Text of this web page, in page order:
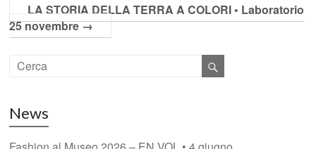
LA STORIA DELLA TERRA A COLORI • Laboratorio
25 novembre→
News